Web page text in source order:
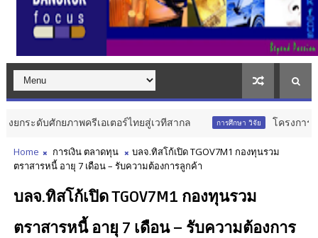
ระดับศักยภาพครีเอเตอร์ไทยสู่เวทีสากล การศึกษา วิจัย โครงการ “ศิลป์ :
Home การเงิน ตลาดทุน
บลจ.ทิสโก้เปิด TGOV7M1 กองทุนรวม
ตราสารหนี้ อายุ 7 เดือน – รับความต้องการลูกค้า
บลจ.ทิสโก้เปิด TGOV7M1 กองทุนรวม
ตราสารหนี้ อายุ 7 เดือน – รับความต้องการ